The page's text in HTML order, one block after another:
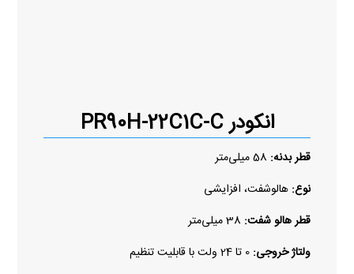
انکودر PR90H-22C1C-C
قطر بدنه:
نوع: هالوشفت، افزایشی
قطر هالو شفت:
ولتاژ خروجی: 0 تا 24 ولت با قابلیت تنظیم